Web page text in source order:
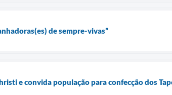
de sempre-vivas”
e convida população para confecção dos